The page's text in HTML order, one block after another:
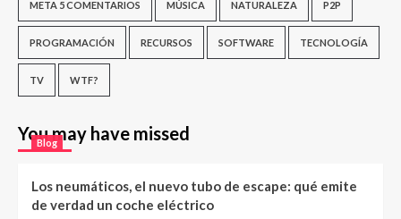
META 5 COMENTARIOS MÚSICA NATURALEZA P2P
PROGRAMACIÓN RECURSOS SOFTWARE TECNOLOGÍA
TV WTF?
You may have missed
Blog
Los neumáticos, el nuevo tubo de escape: qué emite
de verdad un coche eléctrico